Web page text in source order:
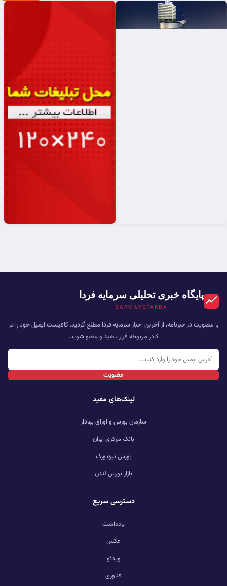
پایگاه خبری تحلیلی سرمایه فردا
SARMAYEFARDA
با عضویت در خبرنامه، از آخرین اخبار سرمایه فردا مطلع گردید. کافیست ایمیل خود را در
کادر مربوطه قرار دهید و عضو شوید.
عضویت
لینک‌های مفید
سازمان بورس و اوراق بهادار
بانک مرکزی ایران
بورس نیویورک
بازار بورس لندن
دسترسی سریع
یادداشت
عکس
ویدئو
فناوری